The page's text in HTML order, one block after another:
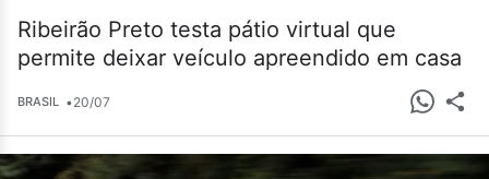
Ribeirão Preto testa pátio virtual que
permite deixar veículo apreendido em casa
BRASIL •20/07